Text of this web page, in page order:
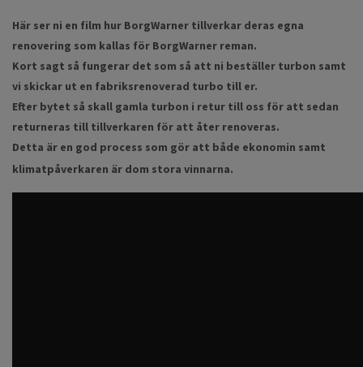
Här ser ni en film hur BorgWarner tillverkar deras egna
renovering som kallas för BorgWarner reman.
Kort sagt så fungerar det som så att ni beställer turbon samt
vi skickar ut en fabriksrenoverad turbo till er.
Efter bytet så skall gamla turbon i retur till oss för att sedan
returneras till tillverkaren för att åter renoveras.
Detta är en god process som gör att både ekonomin samt
klimatpåverkaren är dom stora vinnarna.